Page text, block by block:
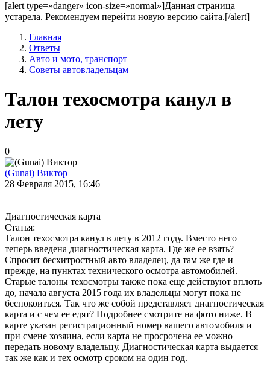
[alert type=»danger» icon-size=»normal»]Данная страница
устарела. Рекомендуем перейти новую версию сайта.[/alert]
Главная
Ответы
Авто и мото, транспорт
Советы автовладельцам
Талон техосмотра канул в
лету
0
(Gunai) Виктор
28 Февраля 2015, 16:46
Диагностическая карта
Статья:
Талон техосмотра канул в лету в 2012 году. Вместо него
теперь введена диагностическая карта. Где же ее взять?
Спросит бесхитростный авто владелец, да там же где и
прежде, на пунктах технического осмотра автомобилей.
Старые талоны техосмотры также пока еще действуют вплоть
до, начала августа 2015 года их владельцы могут пока не
беспокоиться. Так что же собой представляет диагностическая
карта и с чем ее едят? Подробнее смотрите на фото ниже. В
карте указан регистрационный номер вашего автомобиля и
при смене хозяина, если карта не просрочена ее можно
передать новому владельцу. Диагностическая карта выдается
так же как и тех осмотр сроком на один год.